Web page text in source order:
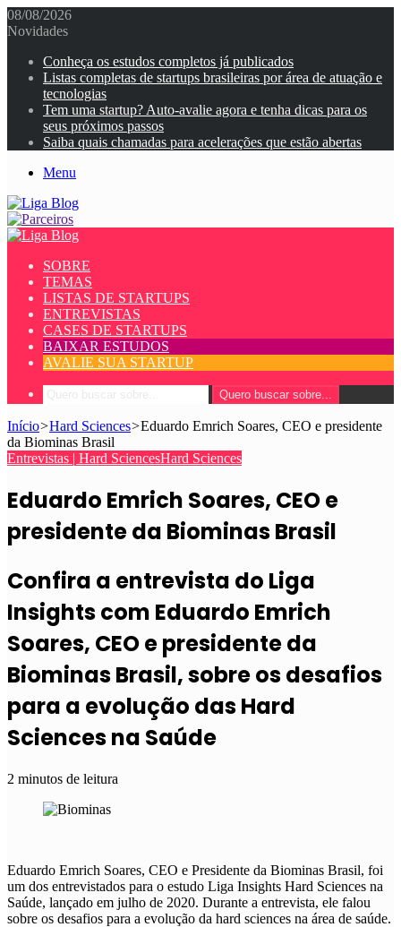
08/08/2026
Novidades
Conheça os estudos completos já publicados
Listas completas de startups brasileiras por área de atuação e
tecnologias
Tem uma startup? Auto-avalie agora e tenha dicas para os
seus próximos passos
Saiba quais chamadas para acelerações que estão abertas
Menu
SOBRE
TEMAS
LISTAS DE STARTUPS
ENTREVISTAS
CASES DE STARTUPS
BAIXAR ESTUDOS
AVALIE SUA STARTUP
Quero buscar sobre...
Início>Hard Sciences>Eduardo Emrich Soares, CEO e presidente
da Biominas Brasil
Entrevistas | Hard SciencesHard Sciences
Eduardo Emrich Soares, CEO e
presidente da Biominas Brasil
Confira a entrevista do Liga
Insights com Eduardo Emrich
Soares, CEO e presidente da
Biominas Brasil, sobre os desafios
para a evolução das Hard
Sciences na Saúde
2 minutos de leitura
Eduardo Emrich Soares, CEO e Presidente da Biominas Brasil, foi
um dos entrevistados para o estudo Liga Insights Hard Sciences na
Saúde, lançado em julho de 2020. Durante a entrevista, ele falou
sobre os desafios para a evolução da hard sciences na área de saúde.